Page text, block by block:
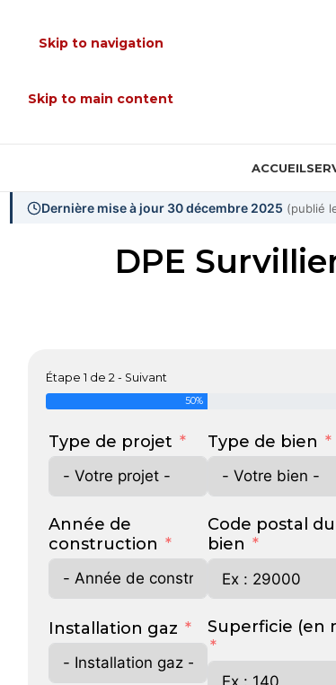
Skip to navigation
Skip to main content
ACCUEIL
Dernière mise à jour 30 décembre 2025 (publié
DPE
Étape 1 de 2 - Suivant
50%
Type de projet Type de bien
Année de
construction
Code postal du
bien
Installation gaz Superficie (en